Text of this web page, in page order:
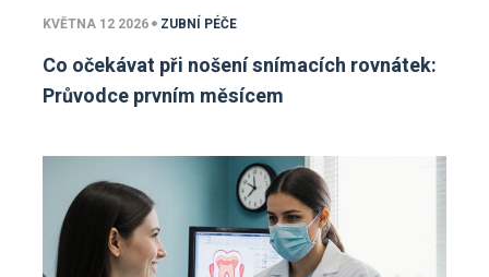
KVĚTNA 12 2026 ZUBNÍ PÉČE
Co očekávat při nošení snímacích rovnátek:
Průvodce prvním měsícem